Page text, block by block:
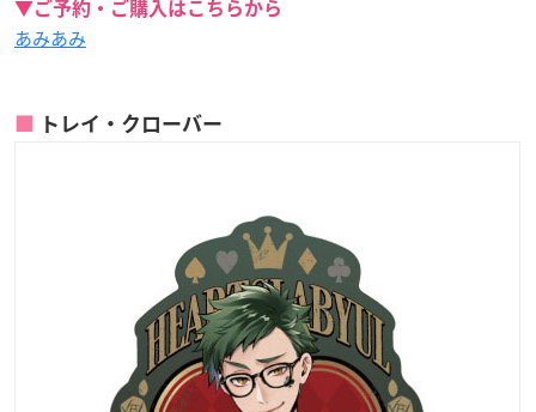
▼ご予約・ご購入はこちらから
あみあみ
トレイ・クローバー